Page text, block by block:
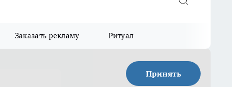
Заказать рекламу Ритуал
Принять